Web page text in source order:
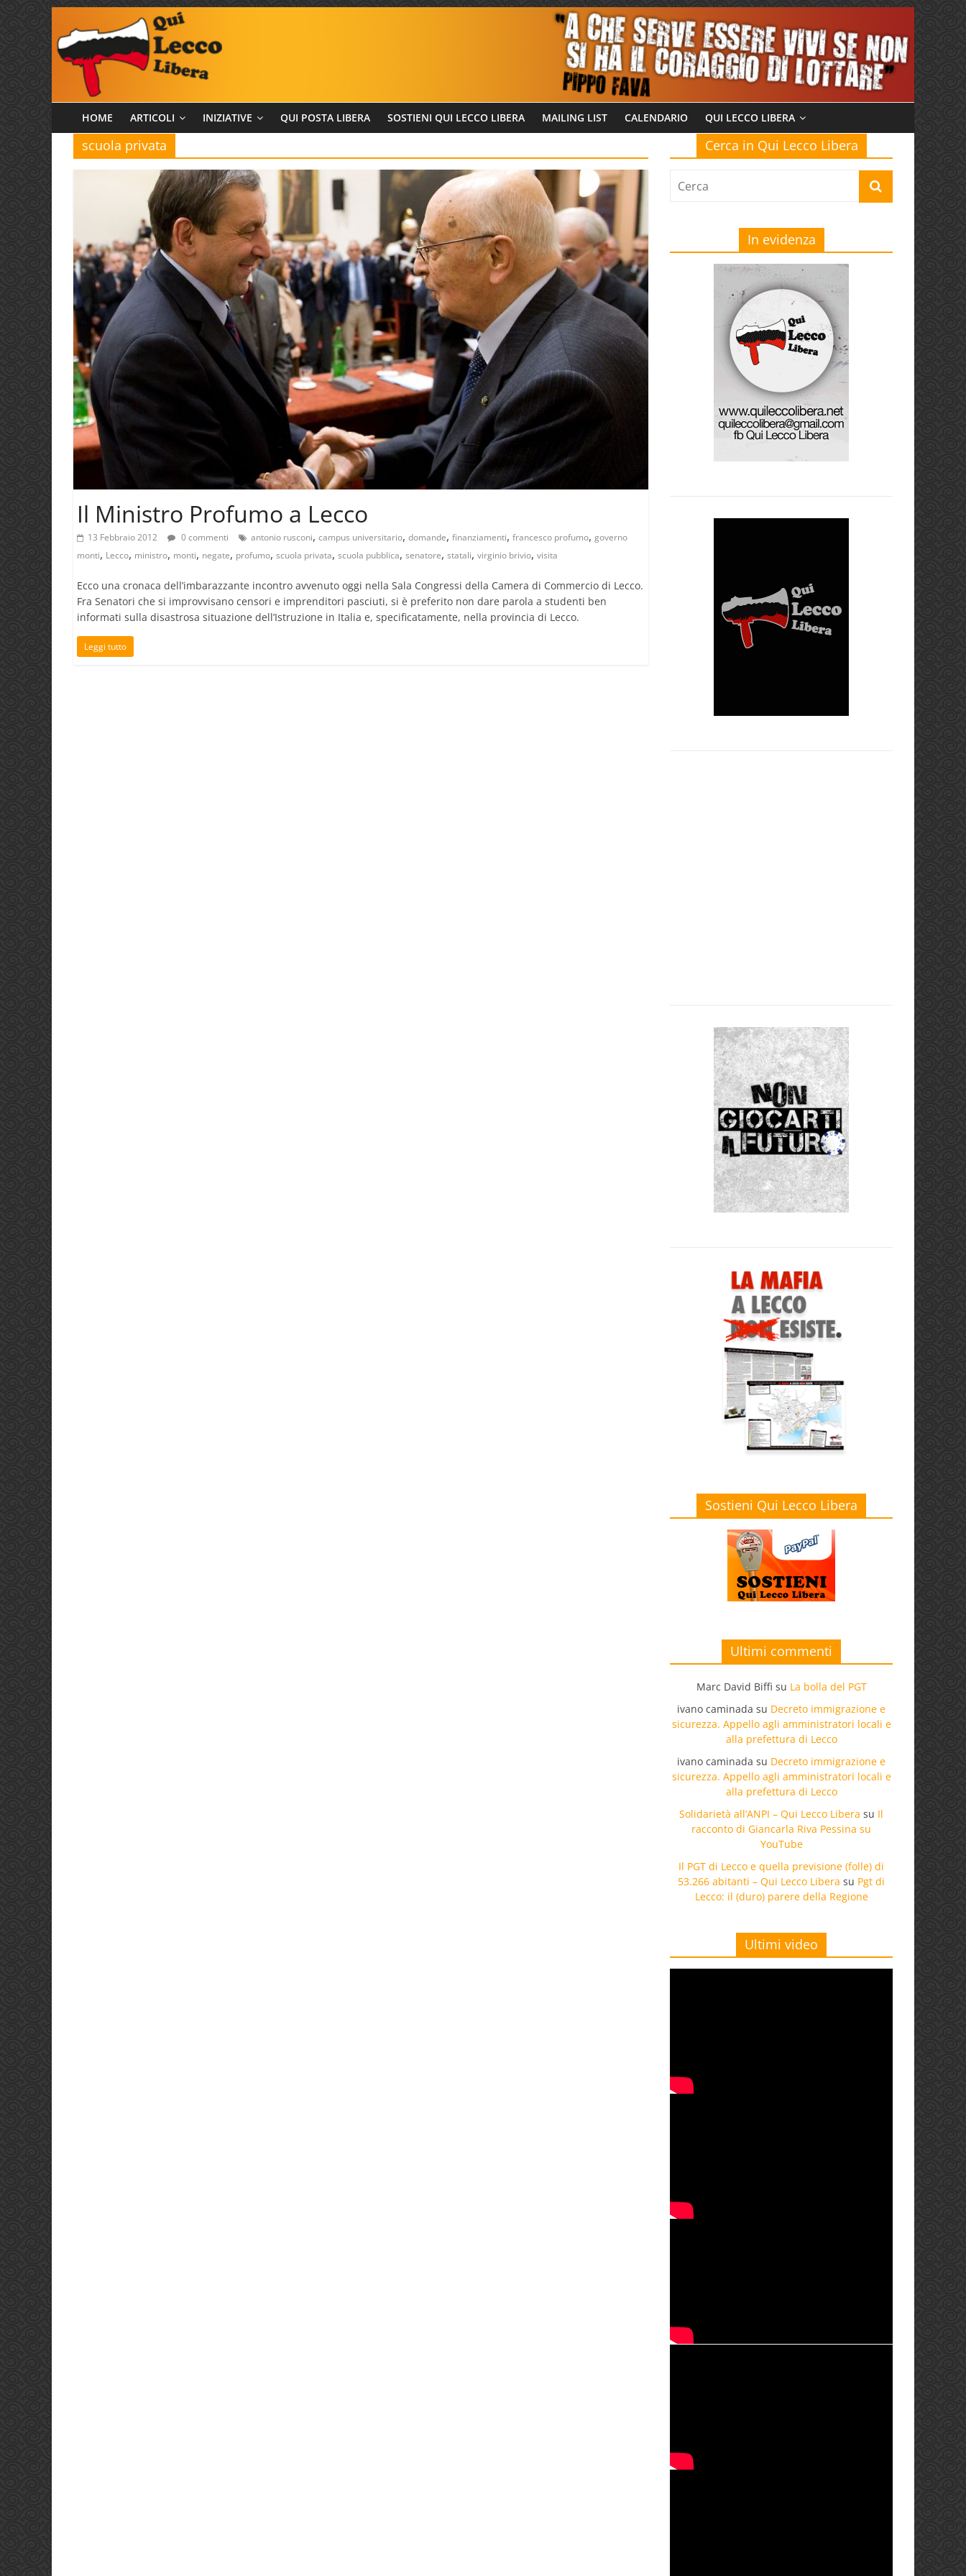
al
contenuto
Qui
Lecco
Libera
HOME ARTICOLI INIZIATIVE QUI POSTA LIBERA SOSTIENI QUI LECCO LIBERA MAILING LIST CALENDARIO QUI LECCO LIBERA
scuola privata
Il Ministro Profumo a Lecco
13 Febbraio 2012 0 commenti antonio rusconi, campus universitario, domande, finanziamenti, francesco profumo, governo
monti, Lecco, ministro, monti, negate, profumo, scuola privata, scuola pubblica, senatore, statali, virginio brivio, visita
Ecco una cronaca dell’imbarazzante incontro avvenuto oggi nella Sala Congressi della Camera di Commercio di Lecco.
Fra Senatori che si improvvisano censori e imprenditori pasciuti, si è preferito non dare parola a studenti ben
informati sulla disastrosa situazione dell’Istruzione in Italia e, specificatamente, nella provincia di Lecco.
Leggi tutto
Cerca in Qui Lecco Libera
In evidenza
Sostieni Qui Lecco Libera
Ultimi commenti
Marc David Biffi su La bolla del PGT
ivano caminada su Decreto immigrazione e
sicurezza. Appello agli amministratori locali e
alla prefettura di Lecco
ivano caminada su Decreto immigrazione e
sicurezza. Appello agli amministratori locali e
alla prefettura di Lecco
Solidarietà all’ANPI – Qui Lecco Libera su Il
racconto di Giancarla Riva Pessina su
YouTube
Il PGT di Lecco e quella previsione (folle) di
53.266 abitanti – Qui Lecco Libera su Pgt di
Lecco: il (duro) parere della Regione
Ultimi video